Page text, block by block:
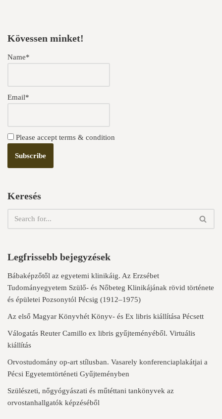
Kövessen minket!
Name*
Email*
Please accept terms & condition
Keresés
Legfrissebb bejegyzések
Bábaképzőtől az egyetemi klinikáig. Az Erzsébet
Tudományegyetem Szülő- és Nőbeteg Klinikájának rövid története
és épületei Pozsonytól Pécsig (1912–1975)
Az első Magyar Könyvhét Könyv- és Ex libris kiállítása Pécsett
Válogatás Reuter Camillo ex libris gyűjteményéből. Virtuális
kiállítás
Orvostudomány op-art stílusban. Vasarely konferenciaplakátjai a
Pécsi Egyetemtörténeti Gyűjteményben
Szülészeti, nőgyógyászati és műtéttani tankönyvek az
orvostanhallgatók képzéséből